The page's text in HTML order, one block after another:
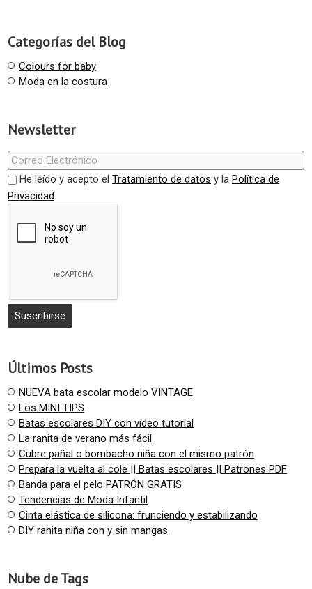
Categorías del Blog
Colours for baby
Moda en la costura
Newsletter
He leído y acepto el Tratamiento de datos y la Política de
Privacidad
Últimos Posts
NUEVA bata escolar modelo VINTAGE
Los MINI TIPS
Batas escolares DIY con vídeo tutorial
La ranita de verano más fácil
Cubre pañal o bombacho niña con el mismo patrón
Prepara la vuelta al cole || Batas escolares || Patrones PDF
Banda para el pelo PATRÓN GRATIS
Tendencias de Moda Infantil
Cinta elástica de silicona: frunciendo y estabilizando
DIY ranita niña con y sin mangas
Nube de Tags